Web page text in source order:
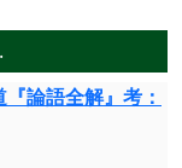
論語全解』考：